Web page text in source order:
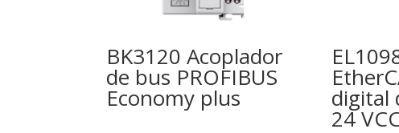
BK3120 Acoplador
de bus PROFIBUS
Economy plus digital
24